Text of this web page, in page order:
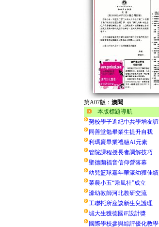
第A07版： 澳聞
本版標題導航
勞校學子進紀中共學增友誼
同善堂勉畢業生提升自我
利瑪竇畢業禮融AI元素
管院課程授長者調解技巧
聖德蘭福音信仰營落幕
幼兒籃球嘉年華濠幼獲佳績
菜農小五“乘風社”成立
濠幼教師河北教研交流
工聯托所座談新生兒護理
城大生獲德國iF設計獎
國際學校參與綜評優化教學